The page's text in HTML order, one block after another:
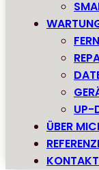
UP-
ÜBER
KONTAKT